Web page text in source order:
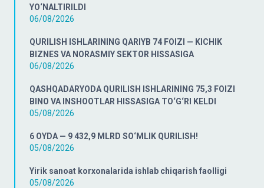
YO‘NALTIRILDI
06/08/2026
QURILISH ISHLARINING QARIYB 74 FOIZI — KICHIK
BIZNES VA NORASMIY SEKTOR HISSASIGA
06/08/2026
QASHQADARYODA QURILISH ISHLARINING 75,3 FOIZI
BINO VA INSHOOTLAR HISSASIGA TO‘G‘RI KELDI
05/08/2026
6 OYDA — 9 432,9 MLRD SO‘MLIK QURILISH!
05/08/2026
Yirik sanoat korxonalarida ishlab chiqarish faolligi
05/08/2026